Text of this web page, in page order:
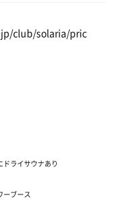
club/solaria/pric
ドライサウナあり
ーブース